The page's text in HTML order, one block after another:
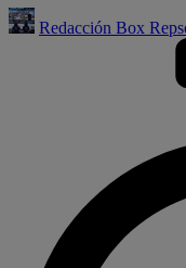
Redacción Box